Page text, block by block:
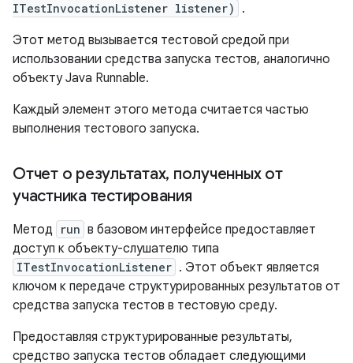
ITestInvocationListener listener)
.
Этот метод вызывается тестовой средой при
использовании средства запуска тестов, аналогично
объекту Java Runnable.
Каждый элемент этого метода считается частью
выполнения тестового запуска.
Отчет о результатах, полученных от
участника тестирования
Метод run в базовом интерфейсе предоставляет
доступ к объекту-слушателю типа
ITestInvocationListener . Этот объект является
ключом к передаче структурированных результатов от
средства запуска тестов в тестовую среду.
Предоставляя структурированные результаты,
средство запуска тестов обладает следующими